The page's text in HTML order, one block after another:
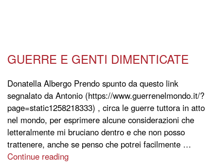
GUERRE E GENTI DIMENTICATE
Donatella Albergo Prendo spunto da questo link
segnalato da Antonio (https://www.guerrenelmondo.it/?
page=static1258218333) , circa le guerre tuttora in atto
nel mondo, per esprimere alcune considerazioni che
letteralmente mi bruciano dentro e che non posso
trattenere, anche se penso che potrei facilmente …
Continue reading